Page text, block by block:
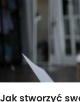
Jak stworzyć